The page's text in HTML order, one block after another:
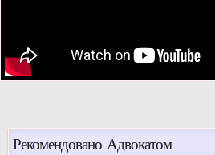
Рекомендовано Адвокатом